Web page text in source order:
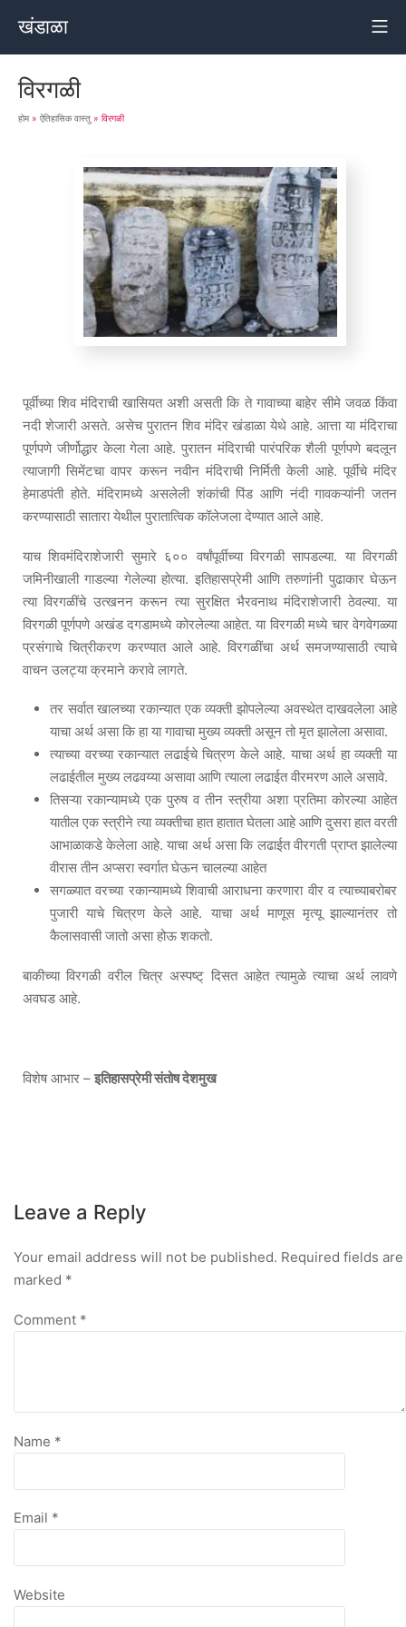
खंडाळा
विरगळी
होम» ऐतिहासिक वास्तु » विरगळी
पूर्वीच्या शिव मंदिराची खासियत अशी असती कि ते गावाच्या बाहेर सीमे जवळ किंवा
नदी शेजारी असते. असेच पुरातन शिव मंदिर खंडाळा येथे आहे. आत्ता या मंदिराचा
पूर्णपणे जीर्णोद्धार केला गेला आहे. पुरातन मंदिराची पारंपरिक शैली पूर्णपणे बदलून
त्याजागी सिमेंटचा वापर करून नवीन मंदिराची निर्मिती केली आहे. पूर्वीचे मंदिर
हेमाडपंती होते. मंदिरामध्ये असलेली शंकांची पिंड आणि नंदी गावकऱ्यांनी जतन
करण्यासाठी सातारा येथील पुरातात्विक कॉलेजला देण्यात आले आहे.
याच शिवमंदिराशेजारी सुमारे ६०० वर्षांपूर्वीच्या विरगळी सापडल्या. या विरगळी
जमिनीखाली गाडल्या गेलेल्या होत्या. इतिहासप्रेमी आणि तरुणांनी पुढाकार घेऊन
त्या विरगळींचे उत्खनन करून त्या सुरक्षित भैरवनाथ मंदिराशेजारी ठेवल्या. या
विरगळी पूर्णपणे अखंड दगडामध्ये कोरलेल्या आहेत. या विरगळी मध्ये चार वेगवेगळ्या
प्रसंगाचे चित्रीकरण करण्यात आले आहे. विरगळींचा अर्थ समजण्यासाठी त्याचे
वाचन उलट्या क्रमाने करावे लागते.
तर सर्वात खालच्या रकान्यात एक व्यक्ती झोपलेल्या अवस्थेत दाखवलेला आहे
याचा अर्थ असा कि हा या गावाचा मुख्य व्यक्ती असून तो मृत झालेला असावा.
त्याच्या वरच्या रकान्यात लढाईचे चित्रण केले आहे. याचा अर्थ हा व्यक्ती या
लढाईतील मुख्य लढवय्या असावा आणि त्याला लढाईत वीरमरण आले असावे.
तिसऱ्या रकान्यामध्ये एक पुरुष व तीन स्त्रीया अशा प्रतिमा कोरल्या आहेत
यातील एक स्त्रीने त्या व्यक्तीचा हात हातात घेतला आहे आणि दुसरा हात वरती
आभाळाकडे केलेला आहे. याचा अर्थ असा कि लढाईत वीरगती प्राप्त झालेल्या
वीरास तीन अप्सरा स्वर्गात घेऊन चालल्या आहेत
सगळ्यात वरच्या रकान्यामध्ये शिवाची आराधना करणारा वीर व त्याच्याबरोबर
पुजारी याचे चित्रण केले आहे. याचा अर्थ माणूस मृत्यू झाल्यानंतर तो
कैलासवासी जातो असा होऊ शकतो.
बाकीच्या विरगळी वरील चित्र अस्पष्ट् दिसत आहेत त्यामुळे त्याचा अर्थ लावणे
अवघड आहे.
विशेष आभार – इतिहासप्रेमी संतोष देशमुख
Leave a Reply
Your email address will not be published. Required fields are
marked *
Comment *
Name *
Email *
Website